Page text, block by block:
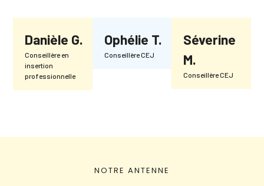
Danièle G.
Conseillère en
insertion
professionnelle
Ophélie T.
Conseillère CEJ
Séverine
M.
Conseillère CEJ
NOTRE ANTENNE